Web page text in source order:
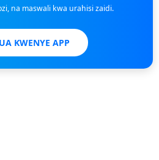
na maswali kwa urahisi zaidi.
KWENYE APP